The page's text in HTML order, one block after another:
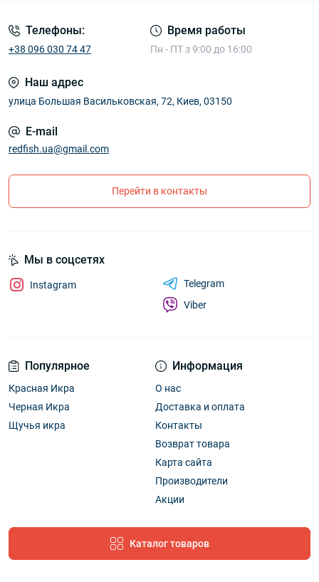
Телефоны:
+38 096 030 74 47
Время работы
Пн - ПТ з 9:00 до 16:00
Наш адрес
улица Большая Васильковская, 72, Киев, 03150
E-mail
redfish.ua@gmail.com
Перейти в контакты
Популярное
Красная Икра
Черная Икра
Щучья икра
Информация
О нас
Доставка и оплата
Контакты
Возврат товара
Карта сайта
Производители
Акции
Каталог товаров
Мы в соцсетях
Instagram
Telegram
Viber